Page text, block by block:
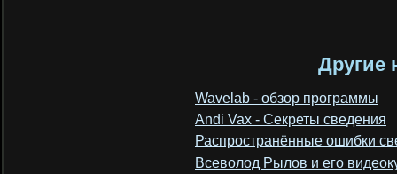
Другие
Wavelab - обзор программы
Andi Vax - Секреты сведения
Распространённые ошибки
Всеволод Рылов и его